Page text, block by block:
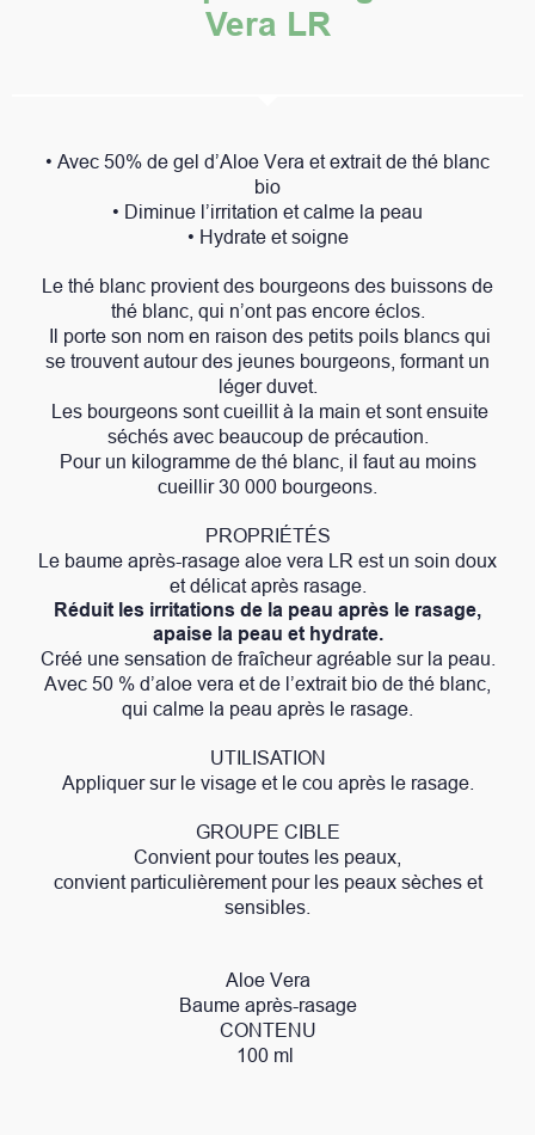
Vera LR
• Avec 50% de gel d’Aloe Vera et extrait de thé blanc
bio
• Diminue l’irritation et calme la peau
• Hydrate et soigne
Le thé blanc provient des bourgeons des buissons de
thé blanc, qui n’ont pas encore éclos.
Il porte son nom en raison des petits poils blancs qui
se trouvent autour des jeunes bourgeons, formant un
léger duvet.
Les bourgeons sont cueillit à la main et sont ensuite
séchés avec beaucoup de précaution.
Pour un kilogramme de thé blanc, il faut au moins
cueillir 30 000 bourgeons.
PROPRIÉTÉS
Le baume après-rasage aloe vera LR est un soin doux
et délicat après rasage.
Réduit les irritations de la peau après le rasage,
apaise la peau et hydrate.
Créé une sensation de fraîcheur agréable sur la peau.
Avec 50 % d’aloe vera et de l’extrait bio de thé blanc,
qui calme la peau après le rasage.
UTILISATION
Appliquer sur le visage et le cou après le rasage.
GROUPE CIBLE
Convient pour toutes les peaux,
convient particulièrement pour les peaux sèches et
sensibles.
Aloe Vera
Baume après-rasage
CONTENU
100 ml